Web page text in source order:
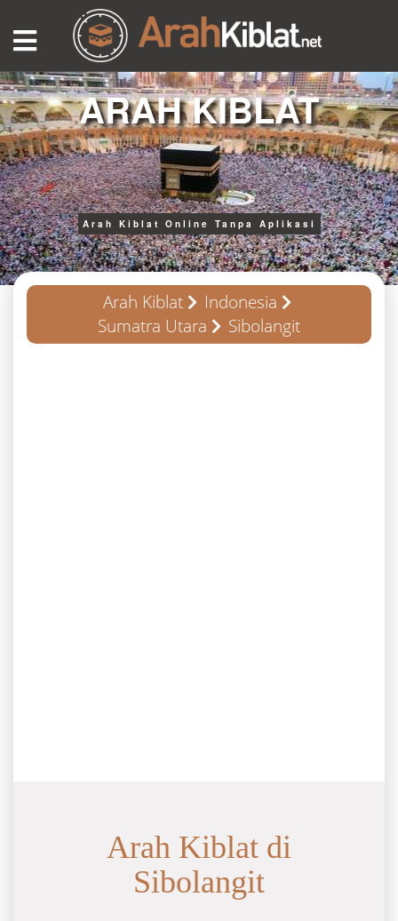
ARAH KIBLAT
Arah Kiblat Online Tanpa Aplikasi
Arah Kiblat
Indonesia
Sumatra Utara
Sibolangit
Arah Kiblat di
Sibolangit